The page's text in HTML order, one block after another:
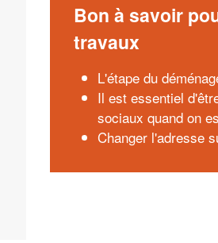
Bon à savoir
travaux
L'étape du
Il est essentiel
sociaux quand on
Changer l'adresse